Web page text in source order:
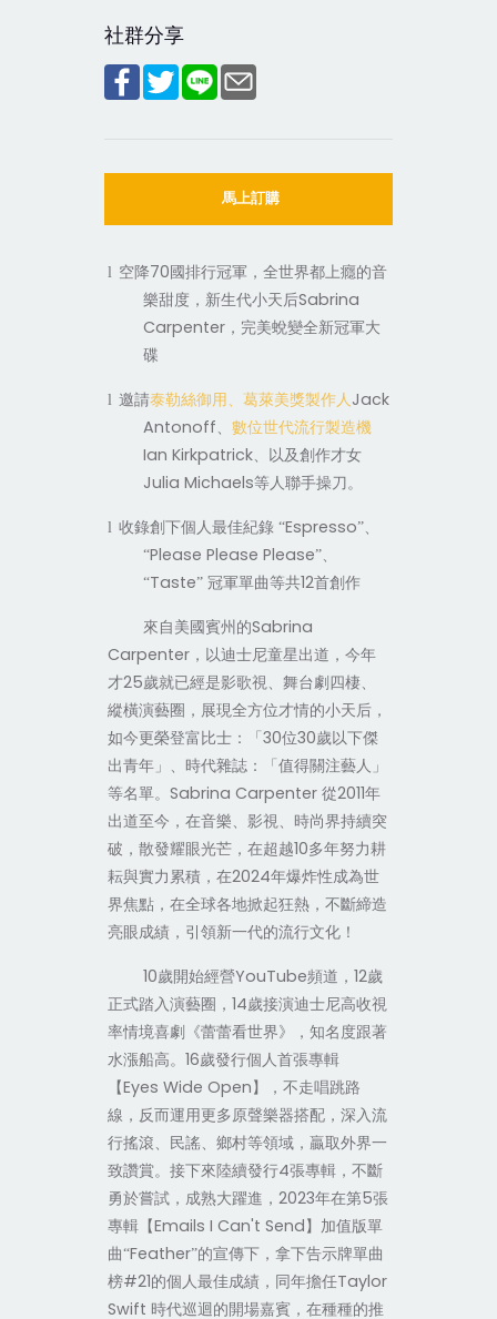
社群分享
馬上訂購
l 空降70國排行冠軍，全世界都上癮的音
樂甜度，新生代小天后Sabrina
Carpenter，完美蛻變全新冠軍大
碟
l 邀請泰勒絲御用、葛萊美獎製作人 Jack
Antonoff
數位世代流行製造機
Ian Kirkpatrick、以及創作才女
Julia Michaels等人聯手操刀。
l 收錄創下個人最佳紀錄 “Espresso”、
“Please Please Please”、
“Taste” 冠軍單曲等共12首創作
來自美國賓州的Sabrina
Carpenter，以迪士尼童星出道，今年
才25歲就已經是影歌視、舞台劇四棲、
縱橫演藝圈，展現全方位才情的小天后，
如今更榮登富比士：「 30位30歲以下傑
出青年」、時代雜誌：「值得關注藝人」
等名單。 Sabrina Carpenter 從2011年
出道至今，在音樂、影視、時尚界持續突
破，散發耀眼光芒，在超越10多年努力耕
耘與實力累積，在2024年爆炸性成為世
界焦點，在全球各地掀起狂熱，不斷締造
亮眼成績，引領新一代的流行文化！
10歲開始經營YouTube頻道， 12歲
正式踏入演藝圈， 14歲接演迪士尼高收視
率情境喜劇《蕾蕾看世界》，知名度跟著
水漲船高。 16歲發行個人首張專輯
【Eyes Wide Open】，不走唱跳路
線，反而運用更多原聲樂器搭配，深入流
行搖滾、民謠、鄉村等領域，贏取外界一
致讚賞。接下來陸續發行4張專輯，不斷
勇於嘗試，成熟大躍進， 2023年在第5張
專輯【Emails I Can't Send】加值版單
曲“Feather”的宣傳下，拿下告示牌單曲
榜#21的個人最佳成績，同年擔任Taylor
Swift 時代巡迴的開場嘉賓，在種種的推